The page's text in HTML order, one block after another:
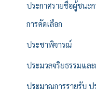
ประกาศรายชื่อผู้ชนะ
การคัดเลือก
ประชาพิจารณ์
ประมวลจริยธรรมแล
ประมาณการรายรับ